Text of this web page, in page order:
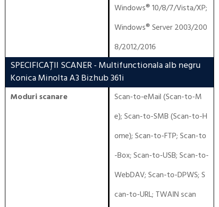
Windows® 10/8/7/Vista/XP;
Windows® Server 2003/200
8/2012/2016
SPECIFICAȚII SCANER- Multifunctionala alb negru
Konica Minolta A3 Bizhub 361i
Moduri scanare
Scan-to-eMail (Scan-to-M
e); Scan-to-SMB (Scan-to-H
ome); Scan-to-FTP; Scan-to
-Box; Scan-to-USB; Scan-to-
WebDAV; Scan-to-DPWS; S
can-to-URL; TWAIN scan